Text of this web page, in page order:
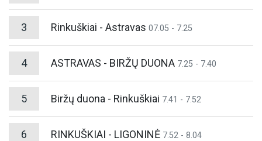
3 Rinkuškiai - Astravas 07.05 - 7.25
4 ASTRAVAS - BIRŽŲ DUONA 7.25 - 7.40
5 Biržų duona - Rinkuškiai 7.41 - 7.52
6 RINKUŠKIAI - LIGONINĖ 7.52 - 8.04